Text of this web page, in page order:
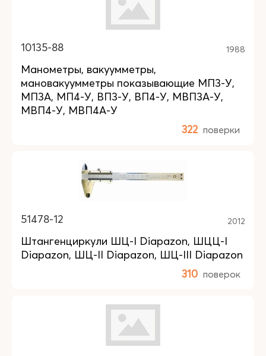
10135-88 1988
Манометры, вакуумметры,
мановакуумметры показывающие МП3-У,
МП3А, МП4-У, ВП3-У, ВП4-У, МВП3А-У,
МВП4-У, МВП4А-У
322 поверки
51478-12 2012
Штангенциркули ШЦ-I Diapazon, ШЦЦ-I
Diapazon, ШЦ-II Diapazon, ШЦ-III Diapazon
310 поверок